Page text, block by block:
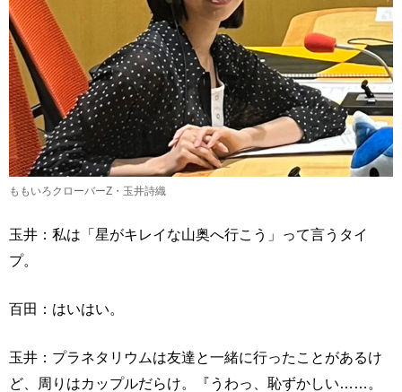
ももいろクローバーZ・玉井詩織
玉井：私は「星がキレイな山奥へ行こう」って言うタイ
プ。
百田：はいはい。
玉井：プラネタリウムは友達と一緒に行ったことがあるけ
ど、周りはカップルだらけ。『うわっ、恥ずかしい……。